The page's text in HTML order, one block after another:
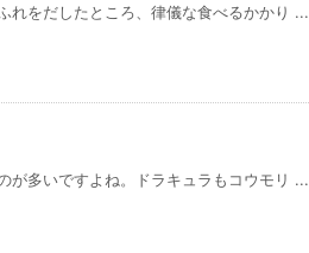
れをだしたところ、律儀な食べるかかり ...
が多いですよね。ドラキュラもコウモリ ...